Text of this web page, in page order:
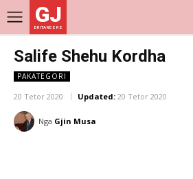
GJ
DRITARE E RE
Salife Shehu Kordha
PAKATEGORI
20 Tetor 2020 Updated: 20 Tetor 2020
Nga Gjin Musa